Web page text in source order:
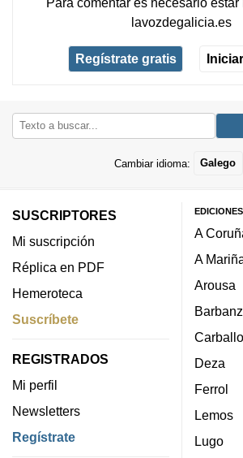
lavozdegalicia.es
Regístrate gratis
Cambiar idioma: Galego
SUSCRIPTORES
Mi suscripción
Réplica en PDF
Hemeroteca
Suscríbete
REGISTRADOS
Mi perfil
Newsletters
Regístrate
EDICIONES
A
A
Arousa
Carballo
Deza
Ferrol
Lemos
Lugo